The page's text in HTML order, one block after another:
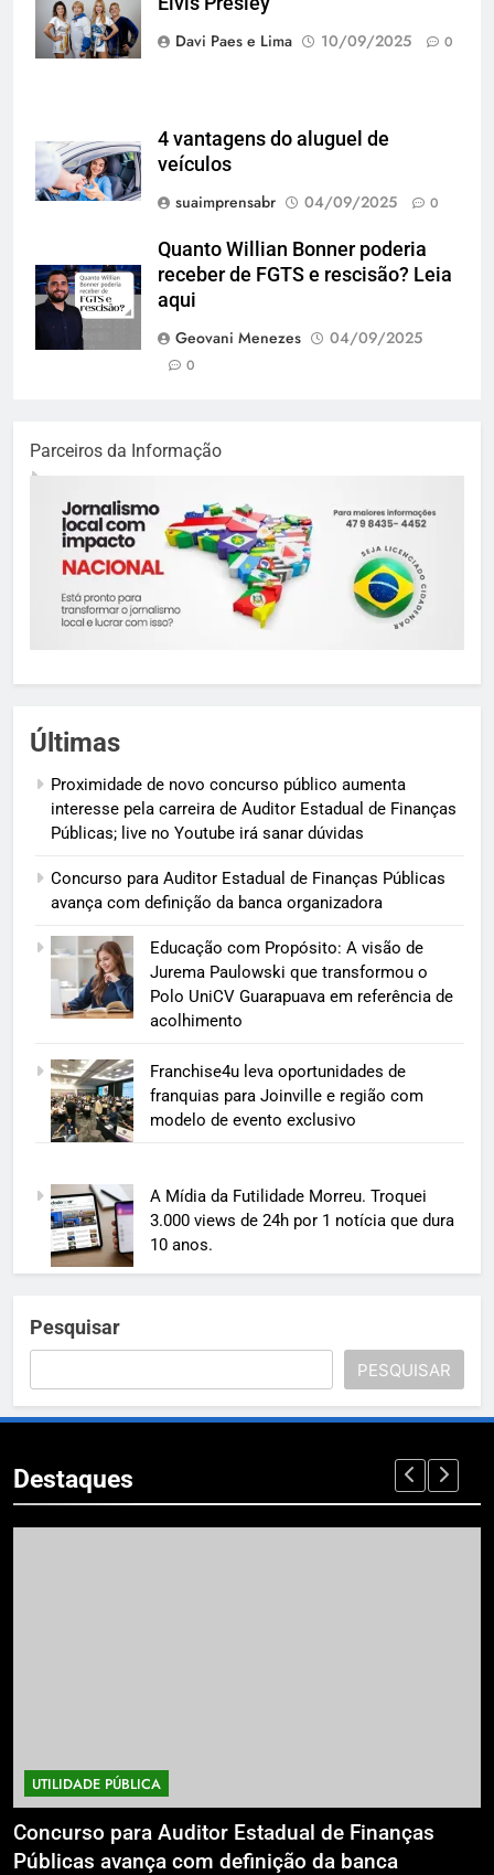
Oliveira)
Davi Paes e Lima
10/09/2025 0
4 vantagens do aluguel de
veículos
suaimprensabr
04/09/2025 0
Quanto Willian Bonner poderia
receber de FGTS e rescisão? Leia
aqui
Geovani Menezes
04/09/2025
0
Parceiros da Informação
Últimas
Proximidade de novo concurso público aumenta
interesse pela carreira de Auditor Estadual de Finanças
Públicas; live no Youtube irá sanar dúvidas
Concurso para Auditor Estadual de Finanças Públicas
avança com definição da banca organizadora
Educação com Propósito: A visão de
Jurema Paulowski que transformou o
Polo UniCV Guarapuava em referência de
acolhimento
Franchise4u leva oportunidades de
franquias para Joinville e região com
modelo de evento exclusivo
A Mídia da Futilidade Morreu. Troquei
3.000 views de 24h por 1 notícia que dura
10 anos.
Pesquisar
PESQUISAR
Destaques
UTILIDADE PÚBLICA
Concurso para Auditor Estadual de Finanças
Públicas avança com definição da banca